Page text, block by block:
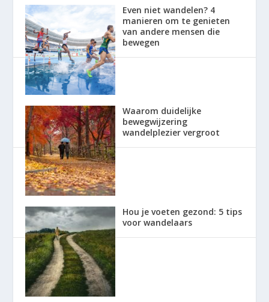
Even niet wandelen? 4
manieren om te genieten
van andere mensen die
bewegen
Waarom duidelijke
bewegwijzering
wandelplezier vergroot
Hou je voeten gezond: 5 tips
voor wandelaars